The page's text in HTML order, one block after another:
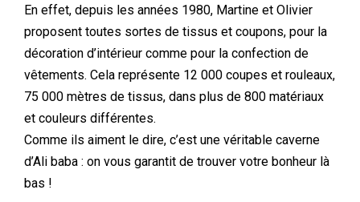
En effet, depuis les années 1980, Martine et Olivier
proposent toutes sortes de tissus et coupons, pour la
décoration d’intérieur comme pour la confection de
vêtements. Cela représente 12 000 coupes et rouleaux,
75 000 mètres de tissus, dans plus de 800 matériaux
et couleurs différentes.
Comme ils aiment le dire, c’est une véritable caverne
d’Ali baba : on vous garantit de trouver votre bonheur là
bas !